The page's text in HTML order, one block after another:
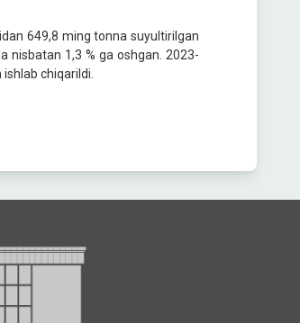
649,8 ming tonna suyultirilgan
nisbatan 1,3 % ga oshgan. 2023-
chiqarildi.